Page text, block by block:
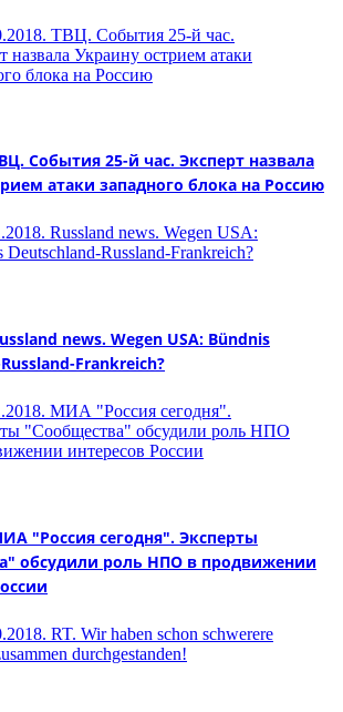
События 25-й час. Эксперт назвала
атаки западного блока на Россию
news. Wegen USA: Bündnis
Frankreich?
"Россия сегодня". Эксперты
обсудили роль НПО в продвижении